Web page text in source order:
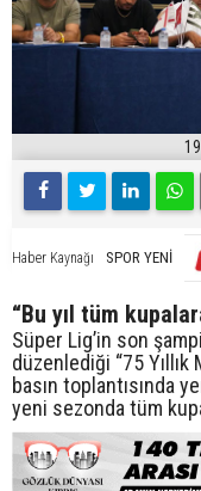
Haber Kaynağı SPOR YENİ
“Bu yıl tüm
Süper Lig’in son
düzenlediği “75
basın toplantısında
yeni sezonda tüm